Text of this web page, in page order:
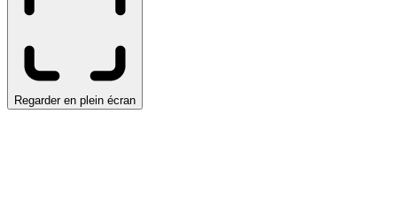
Regarder en plein écran